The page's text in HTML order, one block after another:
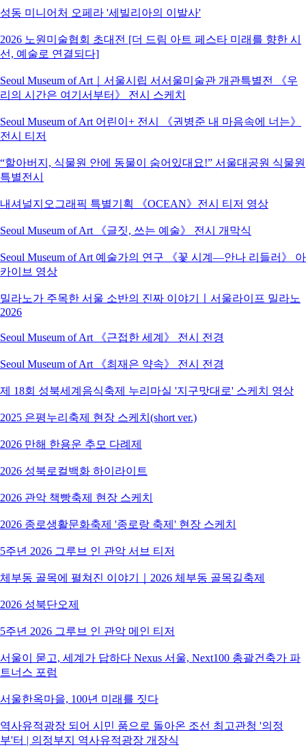
성동 미니어처 오페라 '세빌리아의 이발사'
2026 노원미술협회 초대전 [더 드림 아트 페스타 미래를 향한 시
선, 예술로 연결되다]
Seoul Museum of Art｜서울시립 서서울미술관 개관특별전 《우
리의 시간은 여기서부터》 전시 스케치
Seoul Museum of Art 어린이+ 전시 《권병준 내 마음속에 너는》
전시 티저
“할아버지, 식물원 안에 동물이 숨어있대요!” 서울대공원 식물원
특별전시
내셔널지오그래픽 특별기획 《OCEAN》전시 티저 영상
Seoul Museum of Art 《글짓, 쓰는 예술》 전시 개막식
Seoul Museum of Art 예술가의 연구 《꽃 시계―안나 리들러》 아
카이브 영상
밀라노가 주목한 서울 소반의 진짜 이야기ㅣ서울라이프 밀라노
2026
Seoul Museum of Art 《근접한 세계》 전시 전경
Seoul Museum of Art 《최재은 약속》 전시 전경
제 18회 성북세계음식축제 누리마실 '지구맛대로' 스케치 영상
2025 은평누리축제 현장 스케치(short ver.)
2026 만해 한용운 추모 다례제
2026 성북로컬백화 하이라이트
2026 관악 책빵축제 현장 스케치
2026 종로생활문화축제 '종로랑 축제' 현장 스케치
5주년 2026 그루브 인 관악 서브 티저
체부동 골목에 펼쳐진 이야기｜2026 체부동 골목길축제
2026 성북단오제
5주년 2026 그루브 인 관악 메인 티저
서울이 묻고, 세계가 답하다 Nexus 서울, Next100 총괄건축가 파
트너스 포럼
서울한옥마을, 100년 미래를 짓다
역사유적광장 되어 시민 품으로 돌아온 조선 최고관청 '의정
부'터 | 의정부지 역사유적광장 개장식